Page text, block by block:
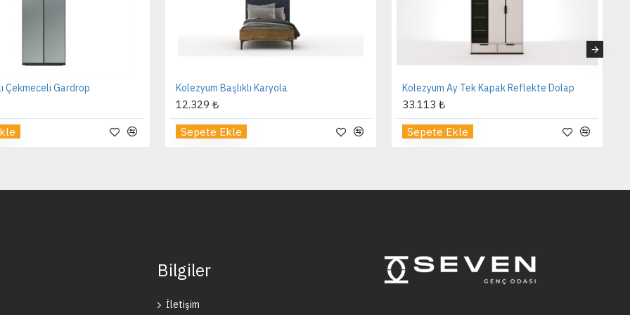
Kolezyum Ay Genç Odası
Sepete Ekle Sepete Ekle
Aura Başlık
Sepete Ekle
Bilgiler
İletişim